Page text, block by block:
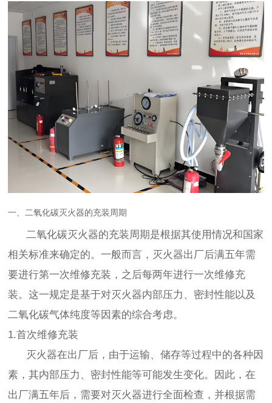
一、二氧化碳灭火器的充装周期
二氧化碳灭火器的充装周期是根据其使用情况和国家
相关标准来确定的。一般而言，灭火器出厂后满五年需
要进行第一次维修充装，之后每两年进行一次维修充
装。这一规定是基于对灭火器内部压力、密封性能以及
二氧化碳气体纯度等因素的综合考虑。
1.首次维修充装
灭火器在出厂后，由于运输、储存等过程中的各种因
素，其内部压力、密封性能等可能发生变化。因此，在
出厂满五年后，需要对灭火器进行全面检查，并根据需